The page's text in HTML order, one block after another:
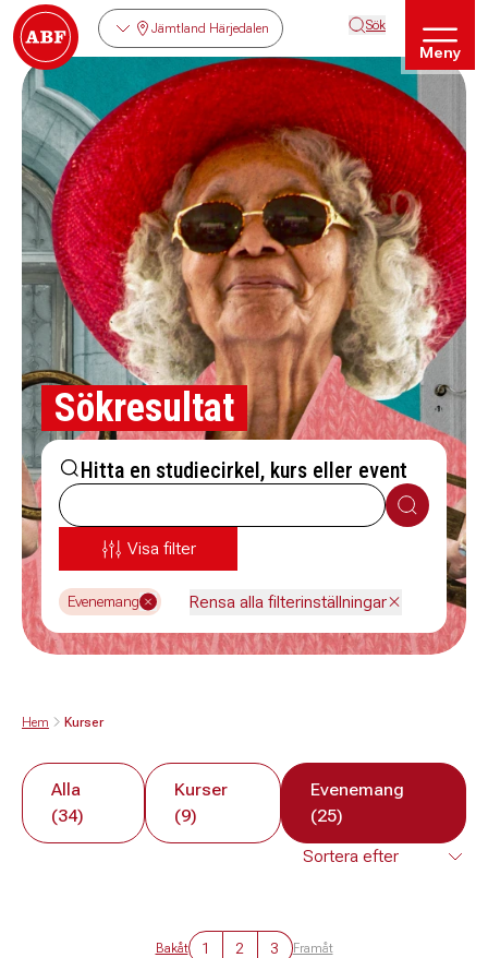
Jämtland Härjedalen Sök
Meny
Sökresultat
Hitta en studiecirkel, kurs eller event
Sök
Visa filter
Evenemang Rensa alla filterinställningar
Hem Kurser
Alla
(34)
Kurser
(9)
Evenemang
(25)
Bakåt 1 2 3 Framåt